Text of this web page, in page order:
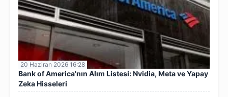
20 Haziran 2026 16:28
Bank of America'nın Alım Listesi: Nvidia, Meta ve Yapay
Zeka Hisseleri